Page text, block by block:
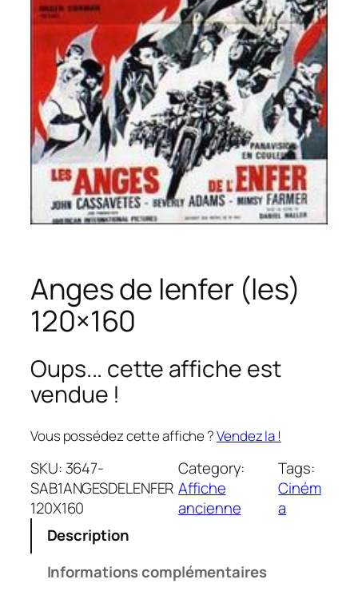
Anges de lenfer (les)
120×160
Oups... cette affiche est
vendue !
Vous possédez cette affiche ?Vendez la !
SKU: 3647-
SAB1ANGESDELENFER
120X160
Category:
Affiche
ancienne
Tags:
Ciném
a
Description
Informations complémentaires